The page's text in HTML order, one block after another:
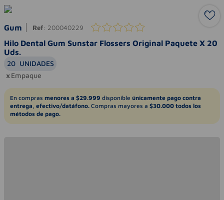
Gum Ref: 200040229
Hilo Dental Gum Sunstar Flossers Original Paquete X 20
Uds.
20 UNIDADES
Empaque
En compras menores a $29.999 disponible únicamente pago contra
entrega, efectivo/datáfono. Compras mayores a $30.000 todos los
métodos de pago.